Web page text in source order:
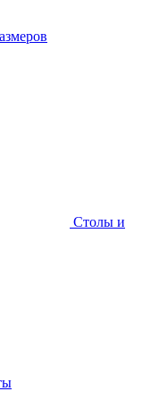
Столы и